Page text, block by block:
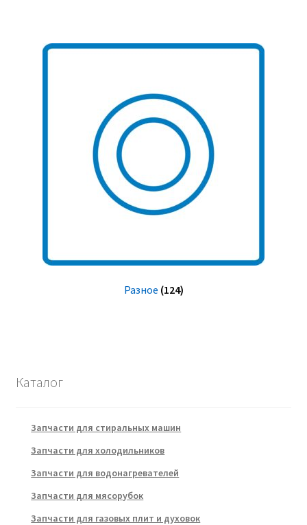
Разное (124)
Каталог
Запчасти для стиральных машин
Запчасти для холодильников
Запчасти для водонагревателей
Запчасти для мясорубок
Запчасти для газовых плит и духовок